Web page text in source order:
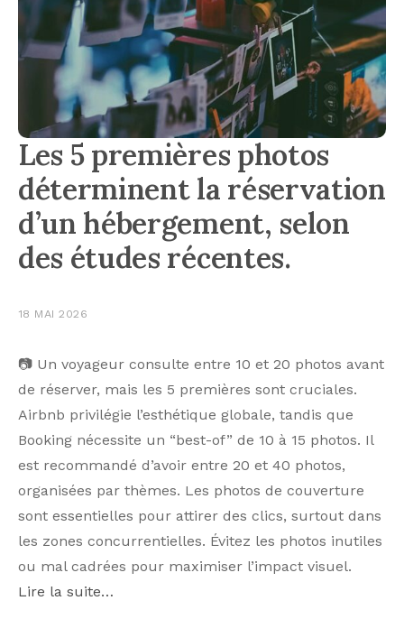
Les 5 premières photos
déterminent la réservation
d’un hébergement, selon
des études récentes.
18 MAI 2026
📷 Un voyageur consulte entre 10 et 20 photos avant
de réserver, mais les 5 premières sont cruciales.
Airbnb privilégie l’esthétique globale, tandis que
Booking nécessite un “best-of” de 10 à 15 photos. Il
est recommandé d’avoir entre 20 et 40 photos,
organisées par thèmes. Les photos de couverture
sont essentielles pour attirer des clics, surtout dans
les zones concurrentielles. Évitez les photos inutiles
ou mal cadrées pour maximiser l’impact visuel.
Lire la suite…